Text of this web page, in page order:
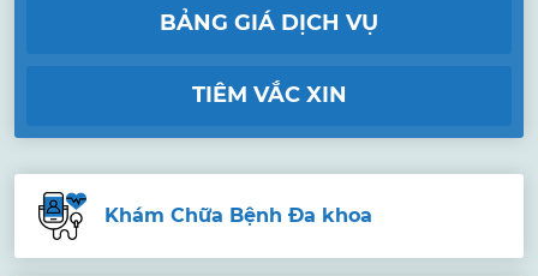
BẢNG GIÁ DỊCH VỤ
TIÊM VẮC XIN
Khám Chữa Bệnh Đa khoa